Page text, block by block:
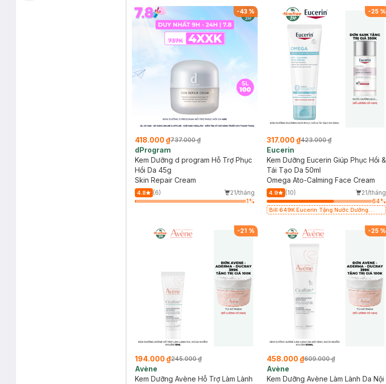
(SL có hạn)
-43%
418.000 ₫737.000 ₫
dProgram
Kem Dưỡng d program Hỗ Trợ Phục
Hồi Da 45g
Skin Repair Cream
4.8 (6)
21/tháng
1%
-25 %
317.000 ₫423.000 ₫
Eucerin
Kem Dưỡng Eucerin Giúp Phục Hồi &
Tái Tạo Da 50ml
Omega Ato-Calming Face Cream
4.9 (10)
21/tháng
64%
Bill 649K Eucerin Tặng Nước Dưỡng
-21 %
194.000 ₫245.000 ₫
Avène
Kem Dưỡng Avène Hỗ Trợ Làm Lành
-25 %
458.000 ₫609.000 ₫
Avène
Kem Dưỡng Avène Làm Lành Da Nội